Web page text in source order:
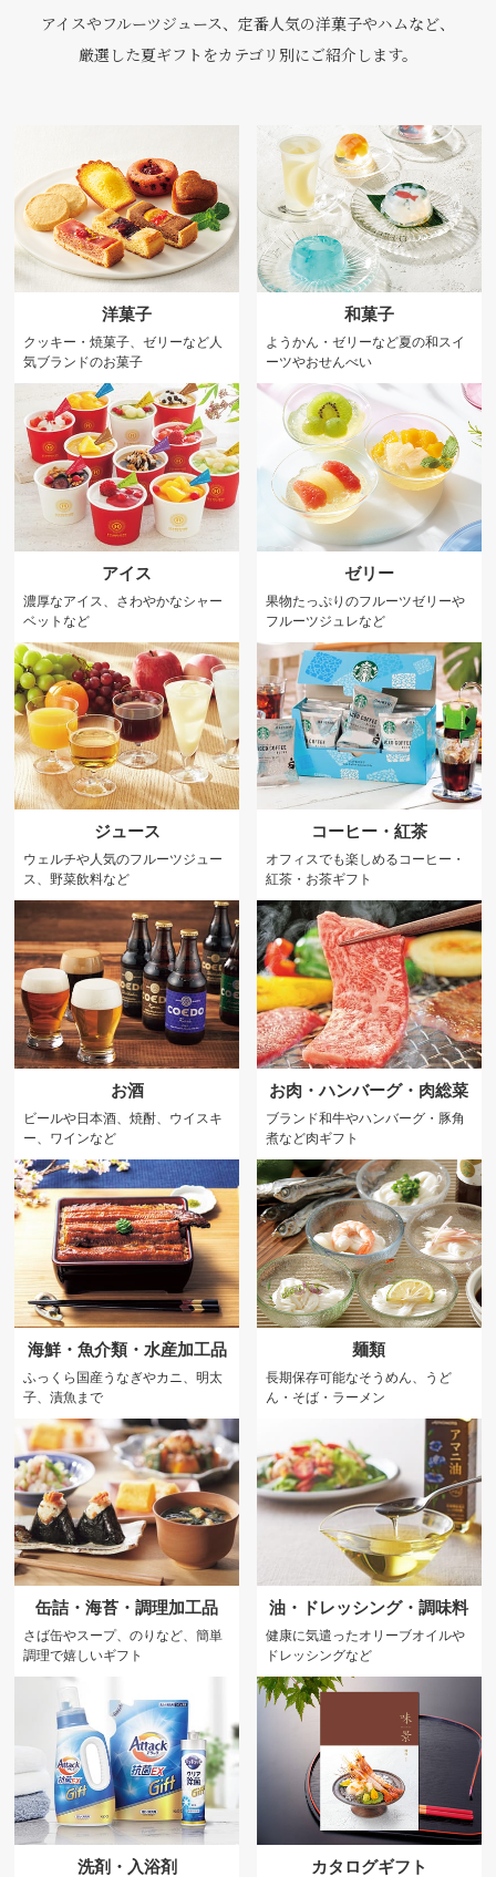
アイスやフルーツジュース、定番人気の洋菓子やハムなど、
厳選した夏ギフトをカテゴリ別にご紹介します。
洋菓子
クッキー・焼菓子、ゼリーなど人
気ブランドのお菓子
和菓子
ようかん・ゼリーなど夏の和スイ
ーツやおせんべい
アイス
濃厚なアイス、さわやかなシャー
ベットなど
ゼリー
果物たっぷりのフルーツゼリーや
フルーツジュレなど
ジュース
ウェルチや人気のフルーツジュー
ス、野菜飲料など
コーヒー・紅茶
オフィスでも楽しめるコーヒー・
紅茶・お茶ギフト
お酒
ビールや日本酒、焼酎、ウイスキ
ー、ワインなど
お肉・ハンバーグ・肉総菜
ブランド和牛やハンバーグ・豚角
煮など肉ギフト
海鮮・魚介類・水産加工品
ふっくら国産うなぎやカニ、明太
子、漬魚まで
麺類
長期保存可能なそうめん、うど
ん・そば・ラーメン
缶詰・海苔・調理加工品
さば缶やスープ、のりなど、簡単
調理で嬉しいギフト
油・ドレッシング・調味料
健康に気遣ったオリーブオイルや
ドレッシングなど
洗剤・入浴剤 カタログギフト